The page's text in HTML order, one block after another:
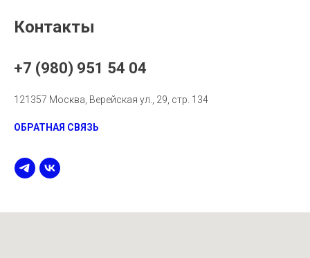
Контакты
+7 (980) 951 54 04
121357 Москва, Верейская ул., 29, стр. 134
ОБРАТНАЯ СВЯЗЬ